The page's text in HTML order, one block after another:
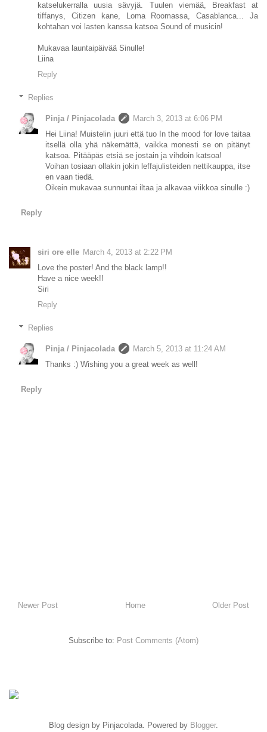
katselukerralla uusia sävyjä. Tuulen viemää, Breakfast at
tiffanys, Citizen kane, Loma Roomassa, Casablanca... Ja
kohtahan voi lasten kanssa katsoa Sound of musicin!
Mukavaa launtaipäivää Sinulle!
Liina
Reply
Replies
Pinja / Pinjacolada
March 3, 2013 at 6:06 PM
Hei Liina! Muistelin juuri että tuo In the mood for love taitaa
itsellä olla yhä näkemättä, vaikka monesti se on pitänyt
katsoa. Pitääpäs etsiä se jostain ja vihdoin katsoa!
Voihan tosiaan ollakin jokin leffajulisteiden nettikauppa, itse
en vaan tiedä.
Oikein mukavaa sunnuntai iltaa ja alkavaa viikkoa sinulle :)
Reply
siri ore elle March 4, 2013 at 2:22 PM
Love the poster! And the black lamp!!
Have a nice week!!
Siri
Reply
Replies
Pinja / Pinjacolada
March 5, 2013 at 11:24 AM
Thanks :) Wishing you a great week as well!
Reply
Newer Post Older Post
Home
Subscribe to: Post Comments (Atom)
Blog design by Pinjacolada. Powered by Blogger.